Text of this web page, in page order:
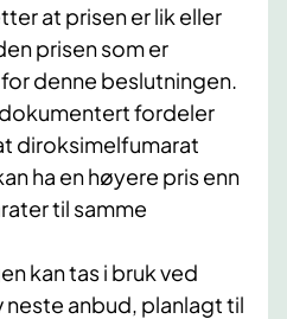
at prisen er lik eller
prisen som er
denne beslutningen.
fordeler
diroksimelfumarat
ha en høyere pris enn
til samme
kan tas i bruk ved
anbud, planlagt til